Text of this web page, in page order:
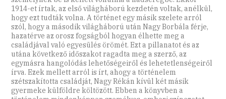
1914-et írtak, az első világháború kezdetén voltak, anélkül,
hogy ezt tudták volna. A történet egy másik szelete arról
szól, hogy a második világháború után Nagy Borbála férje,
hazatérve az orosz fogságból hogyan élhette meg a
családjával való egyesülés örömét. Ezt a pillanatot és az
utána következő időszakot ragadta meg a szerző, az
egymásra hangolódás lehetőségeiről és lehetetlenségeiről
írva. Ezek mellett arról is írt, ahogy a történelem
szétszakította családját, Nagy Rékán kívül két másik
gyermeke külföldre költözött. Ebben a könyvben a